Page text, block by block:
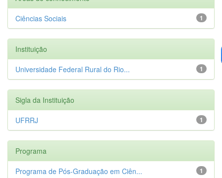
1
Ciências Sociais
Instituição
1
Universidade Federal Rural do Rio...
Sigla da Instituição
1
UFRRJ
Programa
1
Programa de Pós-Graduação em Ciên...